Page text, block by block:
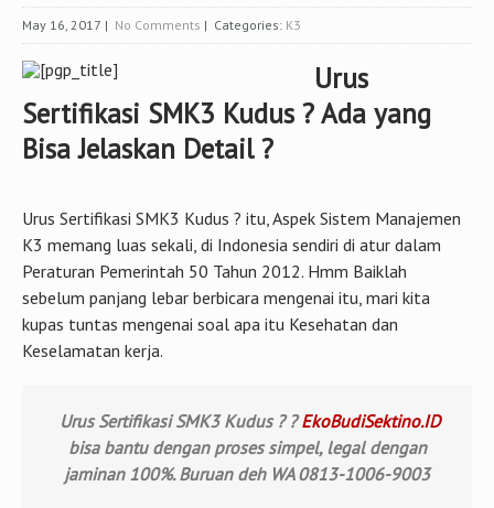
May 16, 2017 | No Comments | Categories: K3
Urus
Sertifikasi SMK3 Kudus ? Ada yang
Bisa Jelaskan Detail ?
Urus Sertifikasi SMK3 Kudus ? itu, Aspek Sistem Manajemen
K3 memang luas sekali, di Indonesia sendiri di atur dalam
Peraturan Pemerintah 50 Tahun 2012. Hmm Baiklah
sebelum panjang lebar berbicara mengenai itu, mari kita
kupas tuntas mengenai soal apa itu Kesehatan dan
Keselamatan kerja.
Urus Sertifikasi SMK3 Kudus ? ?EkoBudiSektino.ID
bisa bantu dengan proses simpel, legal dengan
jaminan 100%. Buruan deh WA 0813-1006-9003